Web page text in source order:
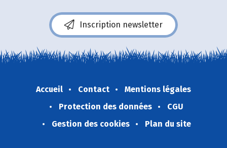
Inscription newsletter
Accueil Contact
Mentions légales
Protection des données
CGU
Gestion des cookies
Plan du site